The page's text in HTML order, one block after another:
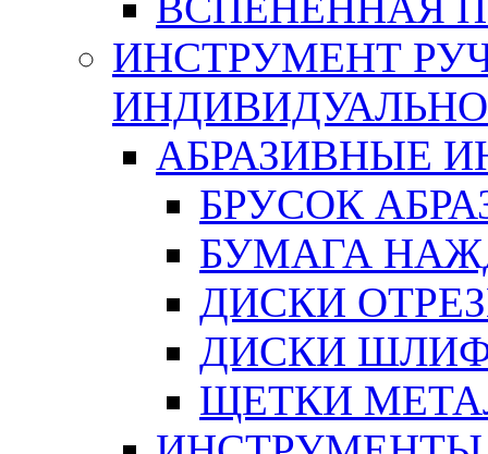
ИНСТРУМЕНТ
АБРАЗИВНЫЕ
БРУСОК
БУМАГА
ДИСКИ
ДИСКИ
ЩЕТКИ